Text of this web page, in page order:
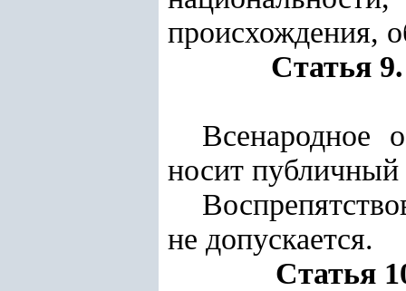
происхождения,
Статья
Всенародное
носит публичный
не допускается.
Статья